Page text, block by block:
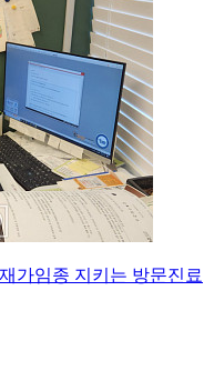
가임종 지키는 방문진료